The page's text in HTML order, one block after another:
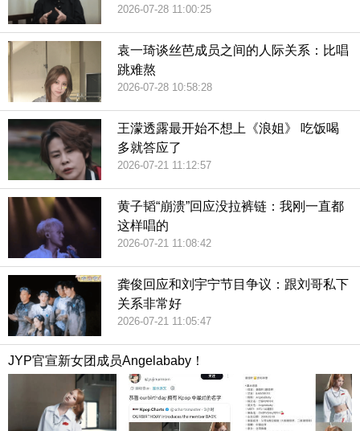
2026-07-28 11:00:25
袁一琦谈丝芭成员之间的人际关系：比唱
跳难熬
2026-07-28 10:58:28
王濛透露最开始不想上《浪姐》 吃饭喝
多就答应了
2026-07-21 11:12:57
黄子韬“崩溃”回应没拉裤链：我刚一直都
这样唱的
2026-07-21 11:08:42
龚俊回应和刘宇宁节目争议：跟刘哥私下
关系非常好
2026-07-21 11:05:47
JYP官宣新女团成员Angelababy！